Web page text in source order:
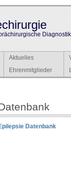
Aktuelles
Ehrenmitglieder
Datenbank